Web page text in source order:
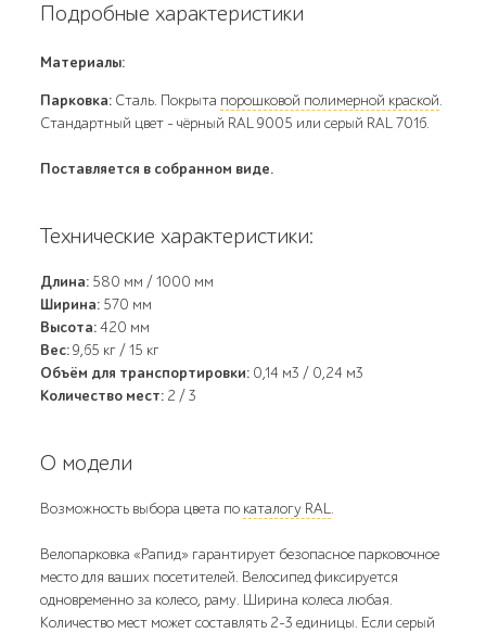
Подробные характеристики
Материалы:
Парковка: Сталь. Покрыта порошковой полимерной краской.
Стандартный цвет – чёрный RAL 9005 или серый RAL 7016.
Поставляется в собранном виде.
Технические характеристики:
Длина: 580 мм / 1000 мм
Ширина: 570 мм
Высота:420 мм
Вес:9,65 кг / 15 кг
Объём для транспортировки: 0,14 м3 / 0,24 м3
Количество мест: 2 / 3
О модели
Возможность выбора цвета по каталогу RAL.
Велопарковка «Рапид» гарантирует безопасное парковочное
место для ваших посетителей. Велосипед фиксируется
одновременно за колесо, раму. Ширина колеса любая.
Количество мест может составлять 2-3 единицы. Если серый